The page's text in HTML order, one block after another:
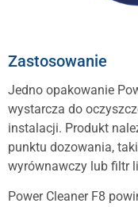
Zastosowanie
Jedno opakowanie
wystarcza do
instalacji. Produkt
punktu dozowania,
wyrównawczy lub filtr
Power Cleaner F8